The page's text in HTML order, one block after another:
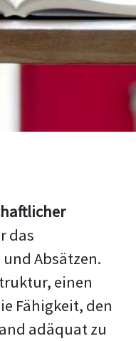
das
Absätzen.
einen
Fähigkeit, den
adäquat zu